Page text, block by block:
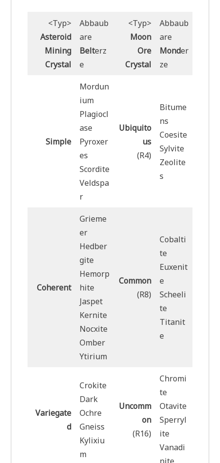
<Typ>
Asteroid
Mining
Crystal
Abbaub
are
Belterz
e
<Typ>
Moon
Ore
Crystal
Abbaub
are
Monder
ze
Simple
Mordun
ium
Plagiocl
ase
Pyroxer
es
Scordite
Veldspa
r
Ubiquito
us
(R4)
Bitume
ns
Coesite
Sylvite
Zeolite
s
Coherent
Grieme
er
Hedber
gite
Hemorp
hite
Jaspet
Kernite
Nocxite
Omber
Ytirium
Common
(R8)
Cobalti
te
Euxenit
e
Scheeli
te
Titanit
e
Variegate
d
Crokite
Dark
Ochre
Gneiss
Kylixiu
m
Uncomm
on
(R16)
Chromi
te
Otavite
Sperryl
ite
Vanadi